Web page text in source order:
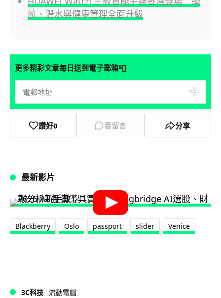
航、潛水與健康管理全面升級
更多精彩文章每日送到電子郵箱📮
讚好0 看留言 分享
最新影片
Blackberry Oslo passport slider Venice
3C科技 流動電腦